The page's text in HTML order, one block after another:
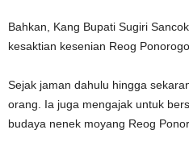
Bahkan, Kang Bupati Sugiri
kesaktian kesenian Reog
Sejak jaman dahulu hingga
orang. Ia juga mengajak untuk
budaya nenek moyang Reog